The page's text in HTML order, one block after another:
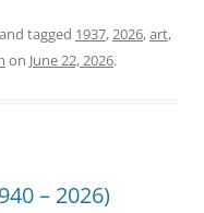
and tagged 1937,2026,art,
on June 22, 2026.
– 2026)